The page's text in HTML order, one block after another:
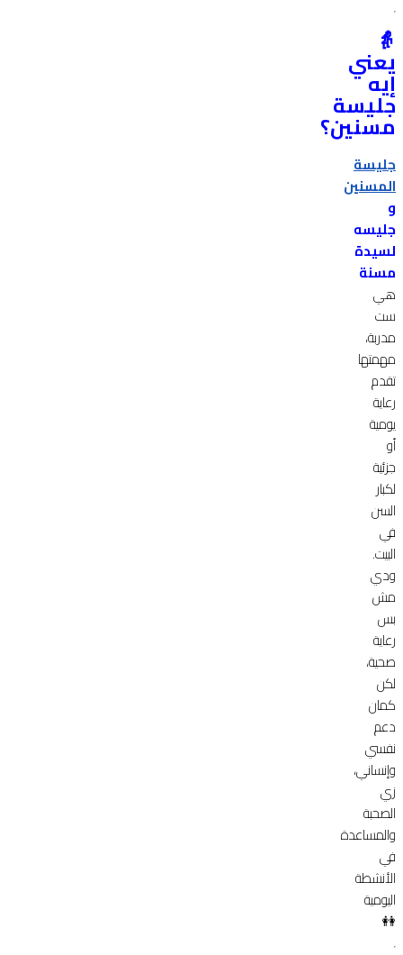
👵
يعني
إيه
جليسة
مسنين؟
جليسة
المسنين
و
جليسه
لسيدة
مسنة
هي
ست
مدربة،
مهمتها
تقدم
رعاية
يومية
أو
جزئية
لكبار
السن
في
البيت.
ودي
مش
بس
رعاية
صحية،
لكن
كمان
دعم
نفسي
وإنساني،
زي
الصحبة
والمساعدة
في
الأنشطة
اليومية
👭